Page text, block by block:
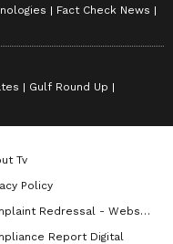
Fact Check News
Gulf Round Up
Tv
Policy
Redressal - Website
Report Digital